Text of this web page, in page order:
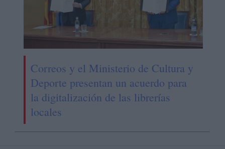
Correos y el Ministerio de Cultura y
Deporte presentan un acuerdo para
la digitalización de las librerías
locales